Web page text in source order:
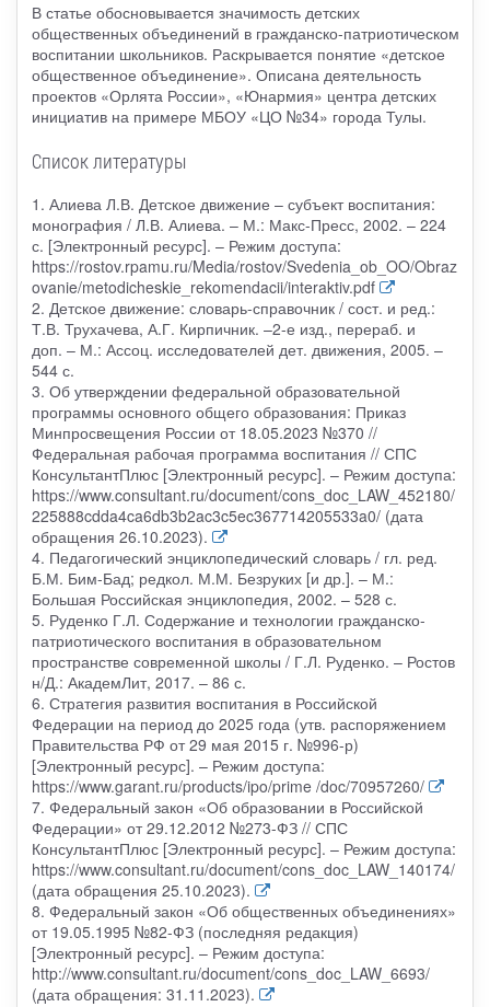
В статье обосновывается значимость детских
общественных объединений в гражданско-патриотическом
воспитании школьников. Раскрывается понятие «детское
общественное объединение». Описана деятельность
проектов «Орлята России», «Юнармия» центра детских
инициатив на примере МБОУ «ЦО №34» города Тулы.
Список литературы
1. Алиева Л.В. Детское движение – субъект воспитания:
монография / Л.В. Алиева. – М.: Макс-Пресс, 2002. – 224
с. [Электронный ресурс]. – Режим доступа:
https://rostov.rpamu.ru/Media/rostov/Svedenia_ob_OO/Obraz
ovanie/metodicheskie_rekomendacii/interaktiv.pdf
2. Детское движение: словарь-справочник / сост. и ред.:
Т.В. Трухачева, А.Г. Кирпичник. –2-е изд., перераб. и
доп. – М.: Ассоц. исследователей дет. движения, 2005. –
544 с.
3. Об утверждении федеральной образовательной
программы основного общего образования: Приказ
Минпросвещения России от 18.05.2023 №370 //
Федеральная рабочая программа воспитания // СПС
КонсультантПлюс [Электронный ресурс]. – Режим доступа:
https://www.consultant.ru/document/cons_doc_LAW_452180/
225888cdda4ca6db3b2ac3c5ec367714205533a0/ (дата
обращения 26.10.2023).
4. Педагогический энциклопедический словарь / гл. ред.
Б.М. Бим-Бад; редкол. М.М. Безруких [и др.]. – М.:
Большая Российская энциклопедия, 2002. – 528 с.
5. Руденко Г.Л. Содержание и технологии гражданско-
патриотического воспитания в образовательном
пространстве современной школы / Г.Л. Руденко. – Ростов
н/Д.: АкадемЛит, 2017. – 86 с.
6. Стратегия развития воспитания в Российской
Федерации на период до 2025 года (утв. распоряжением
Правительства РФ от 29 мая 2015 г. №996-р)
[Электронный ресурс]. – Режим доступа:
https://www.garant.ru/products/ipo/prime /doc/70957260/
7. Федеральный закон «Об образовании в Российской
Федерации» от 29.12.2012 №273-ФЗ // СПС
КонсультантПлюс [Электронный ресурс]. – Режим доступа:
https://www.consultant.ru/document/cons_doc_LAW_140174/
(дата обращения 25.10.2023).
8. Федеральный закон «Об общественных объединениях»
от 19.05.1995 №82-ФЗ (последняя редакция)
[Электронный ресурс]. – Режим доступа:
http://www.consultant.ru/document/cons_doc_LAW_6693/
(дата обращения: 31.11.2023).